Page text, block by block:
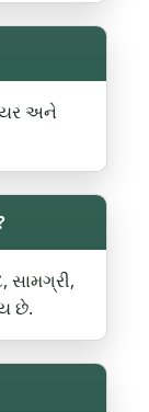
અને
સામગ્રી,
છે.